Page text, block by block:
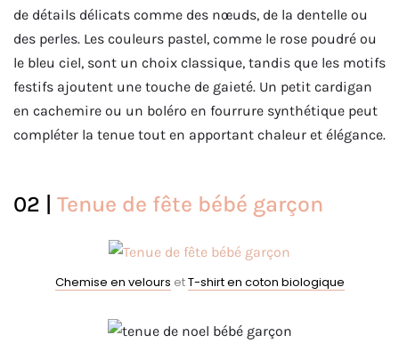
de détails délicats comme des nœuds, de la dentelle ou
des perles. Les couleurs pastel, comme le rose poudré ou
le bleu ciel, sont un choix classique, tandis que les motifs
festifs ajoutent une touche de gaieté. Un petit cardigan
en cachemire ou un boléro en fourrure synthétique peut
compléter la tenue tout en apportant chaleur et élégance.
02 | Tenue de fête bébé garçon
Chemise en velours etT-shirt en coton biologique